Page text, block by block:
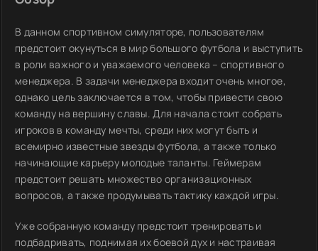
В данном спортивном симуляторе, пользователям
предстоит окунуться в мир большого футбола и выступить
в роли важного и уважаемого человека – спортивного
менеджера. В задачи менеджера входит очень многое,
однако цель заключается в том, чтобы привести свою
команду на вершину славы. Для начала стоит собрать
игроков в команду мечты, среди них могут быть и
всемирно известные звезды футбола, а также только
начинающие карьеру молодые таланты. Геймерам
предстоит решать множество организационных
вопросов, а также продумывать тактику каждой игры.
Уже собранную команду предстоит тренировать и
подбадривать, поднимая их боевой дух и настраивая